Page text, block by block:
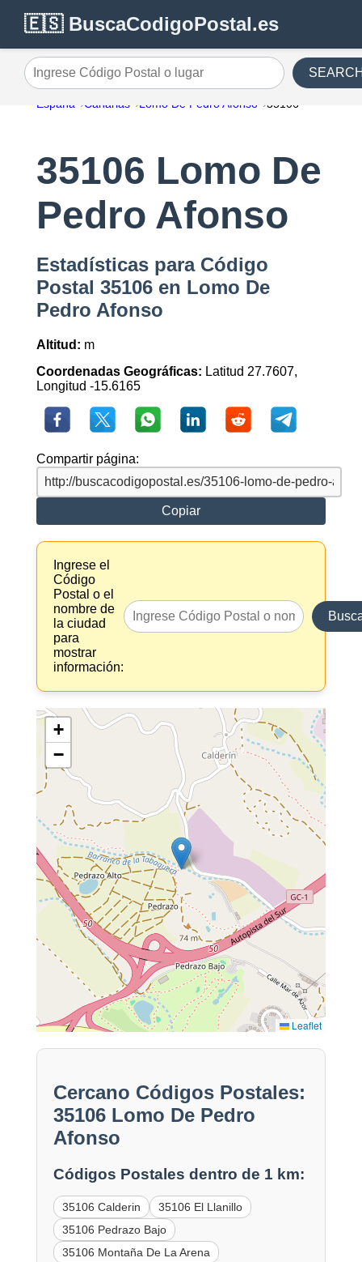
🇪🇸 BuscaCodigoPostal.es
Ingrese Código Postal o lugar
España Canarias Lomo De Pedro Afonso 35106
35106 Lomo De
Pedro Afonso
Estadísticas para Código
Postal 35106 en Lomo De
Pedro Afonso
Altitud: m
Coordenadas Geográficas: Latitud 27.7607,
Longitud -15.6165
Compartir página:
Copiar
Ingrese el
Código
Postal o el
nombre de
la ciudad
para
mostrar
información:
+
−
Leaflet
Cercano Códigos Postales:
35106 Lomo De Pedro
Afonso
Códigos Postales dentro de 1 km:
35106 Calderin
35106 El Llanillo
35106 Pedrazo Bajo
35106 Montaña De La Arena